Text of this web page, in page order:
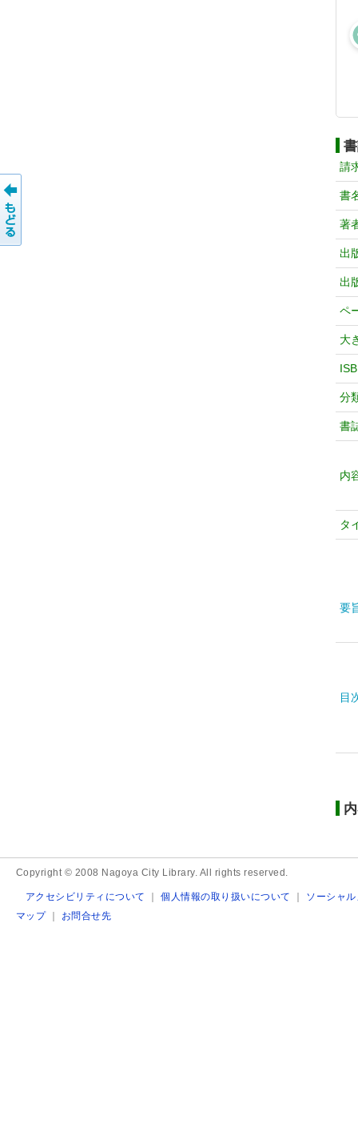
請
書
著
出
出
ペ
大
分
書
内
タ
要
目
Copyright © 2008 Nagoya City Library. All rights reserved.
アクセシビリティについて ｜個人情報の取り扱いについて ｜ ソーシャ
マップ｜ お問合せ先